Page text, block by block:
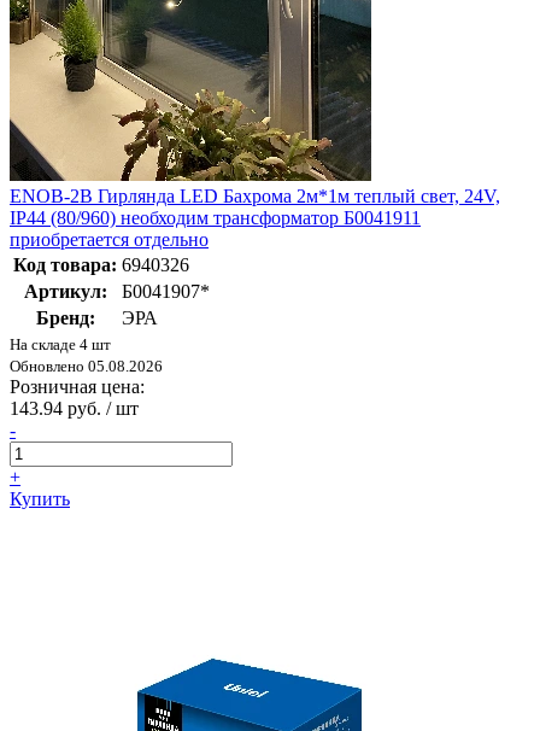
ENOB-2B Гирлянда LED Бахрома 2м*1м теплый свет, 24V,
IP44 (80/960) необходим трансформатор Б0041911
приобретается отдельно
Код товара: 6940326
Артикул:
Б0041907*
Бренд:
ЭРА
На складе 4 шт
Обновлено 05.08.2026
Розничная цена:
143.94 руб. / шт
-
+
Купить